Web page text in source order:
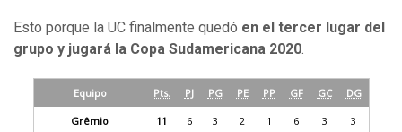
Esto porque la UC finalmente quedó en el tercer lugar del
grupo y jugará la Copa Sudamericana 2020
Equipo Pts. PJ PG PE PP GF GC DG
Grêmio 11 6 3 2 1 6 3 3